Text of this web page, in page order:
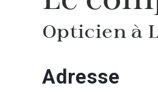
Opticien à
Adresse